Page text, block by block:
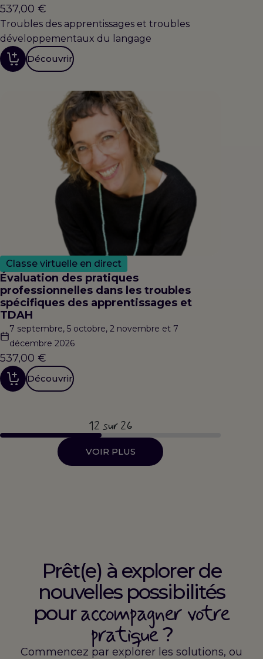
537,00 €
Troubles des apprentissages et troubles
développementaux du langage
Découvrir
Classe virtuelle en direct
Évaluation des pratiques
professionnelles dans les troubles
spécifiques des apprentissages et
TDAH
7 septembre, 5 octobre, 2 novembre et 7
décembre 2026
537,00 €
Découvrir
12 sur 26
VOIR PLUS
Prêt(e) à explorer de
nouvelles possibilités
pouraccompagner votre
pratique?
Commencez par explorer les solutions, ou